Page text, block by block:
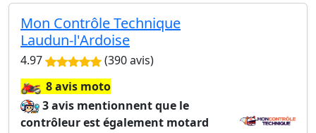
Mon Contrôle Technique
Laudun-l'Ardoise
4.97 (390 avis)
🏍️8 avis moto
3 avis mentionnent que le
contrôleur est également motard